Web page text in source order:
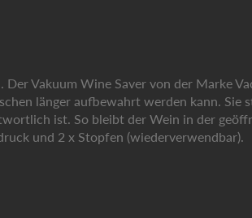
Vakuum Wine Saver von der Marke
länger aufbewahrt werden kann.
ist. So bleibt der Wein in der
und 2 x Stopfen (wiederverwendbar).